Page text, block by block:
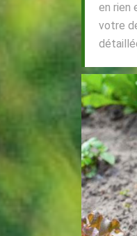
en rien
votre